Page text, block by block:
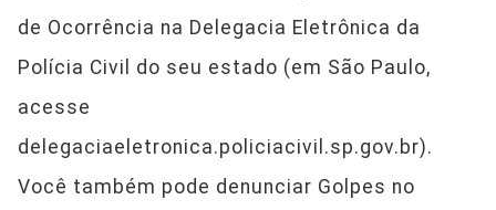
de Ocorrência na Delegacia Eletrônica da
Polícia Civil do seu estado (em São Paulo,
acesse
delegaciaeletronica.policiacivil.sp.gov.br).
Você também pode denunciar Golpes no